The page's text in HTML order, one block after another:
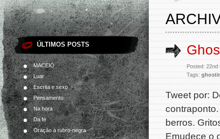
ÚLTIMOS POSTS
MACEIÓ
Luar
Escrita e sexo
Pensamento
Na hora
Da fé
Oração à rubro-negra
Posted:
Tags:
Tweet por:
berros.
Emudece o